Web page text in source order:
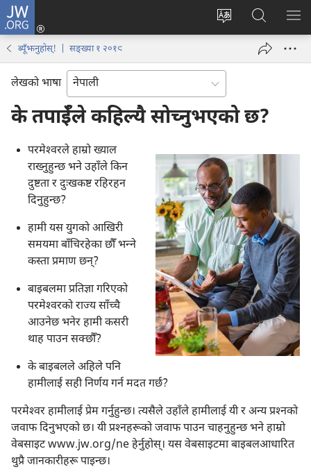
JW.ORG
वेब
परिवर्तन
गर्ने
प्रवेश
(ब्राउजरको
नयाँ
खुल्नेछ)
JW.ORG
मा
खोज्नुहोस्‌
मेनु
ब्यूँझनुहोस्! | सङ्ख्या १ २०१९
लेखको भाषा
के तपाईँले कहिल्यै सोच्नुभएको छ?
परमेश्‍वरले हाम्रो ख्याल
राख्नुहुन्छ भने उहाँले किन
दुष्टता र दुःखकष्ट रहिरहन
दिनुहुन्छ?
हामी यस युगको आखिरी
समयमा बाँचिरहेका छौँ भन्‍ने
कस्ता प्रमाण छन्‌?
बाइबलमा प्रतिज्ञा गरिएको
परमेश्‍वरको राज्य साँच्चै
आउनेछ भनेर हामी कसरी
थाह पाउन सक्छौँ?
के बाइबलले अहिले पनि
हामीलाई सही निर्णय गर्न मदत गर्छ?
परमेश्‍वर हामीलाई प्रेम गर्नुहुन्छ। त्यसैले उहाँले हामीलाई यी र अन्य प्रश्‍नको
जवाफ दिनुभएको छ। यी प्रश्‍नहरूको जवाफ पाउन चाहनुहुन्छ भने हाम्रो
वेबसाइट www.jw.org/ne हेर्नुहोस्‌। यस वेबसाइटमा बाइबलआधारित
थुप्रै जानकारीहरू पाइन्छ।